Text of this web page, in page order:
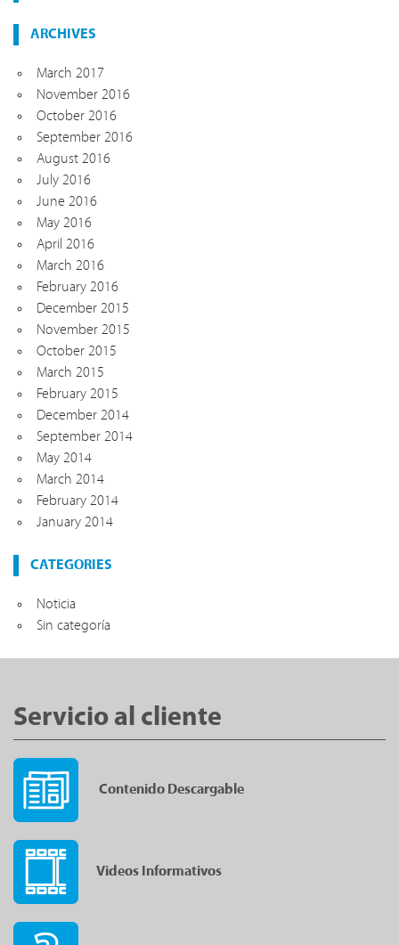
ARCHIVES
March 2017
November 2016
October 2016
September 2016
August 2016
July 2016
June 2016
May 2016
April 2016
March 2016
February 2016
December 2015
November 2015
October 2015
March 2015
February 2015
December 2014
September 2014
May 2014
March 2014
February 2014
January 2014
CATEGORIES
Noticia
Sin categoría
Servicio al cliente
Contenido Descargable
Videos Informativos